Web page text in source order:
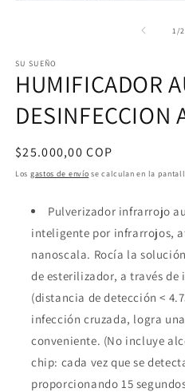
una
ventana
modal
1 /de2
SU SUEÑO
HUMIFICADOR
DESINFECCION
Precio
habitual
$25.000,00 COP
Los gastos de envío se calculan en la
Pulverizador infrarrojo
inteligente por infrarrojos,
nanoscala. Rocía la
de esterilizador, a través
(distancia de detección <
infección cruzada, logra
conveniente. (No incluye
chip: cada vez que se
proporcionando 15